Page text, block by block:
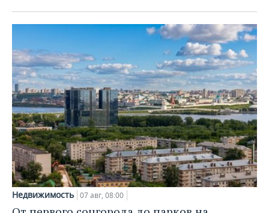
Недвижимость 07 авг, 08:00